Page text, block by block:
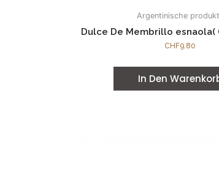
Argentinische
Dulce De Membrillo esnaola(
CHF9.80
In Den